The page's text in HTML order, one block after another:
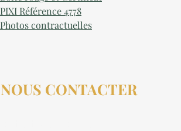
PIXI Référence4778
Photos contractuelles
NOUS CONTACTER